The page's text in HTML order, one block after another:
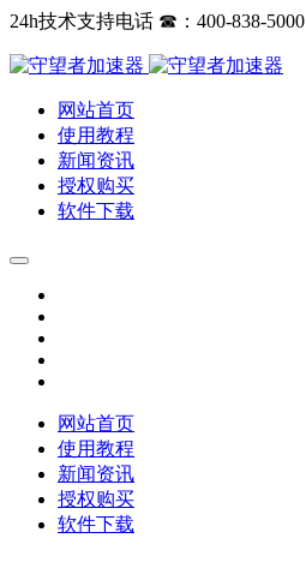
24h技术支持电话 ☎：400-838-5000
网站首页
使用教程
新闻资讯
授权购买
软件下载
网站首页
使用教程
新闻资讯
授权购买
软件下载